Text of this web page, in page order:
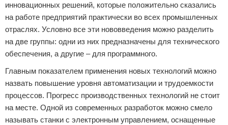
инновационных решений, которые положительно сказались
на работе предприятий практически во всех промышленных
отраслях. Условно все эти нововведения можно разделить
на две группы: одни из них предназначены для технического
обеспечения, а другие – для программного.
Главным показателем применения новых технологий можно
назвать повышение уровня автоматизации и трудоемкости
процессов. Прогресс производственных технологий не стоит
на месте. Одной из современных разработок можно смело
называть станки с электронным управлением, оснащенные